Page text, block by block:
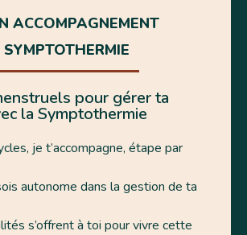
ACCOMPAGNEMENT
SYMPTOTHERMIE
pour gérer ta
la Symptothermie
je t’accompagne, étape par
autonome dans la gestion de ta
s’offrent à toi pour vivre cette